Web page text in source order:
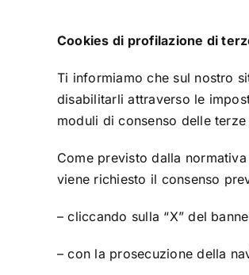
Cookies di profilazione di
Ti informiamo che sul nostro
disabilitarli attraverso le
moduli di consenso delle
Come previsto dalla
viene richiesto il consenso
– cliccando sulla “X” del
– con la prosecuzione della